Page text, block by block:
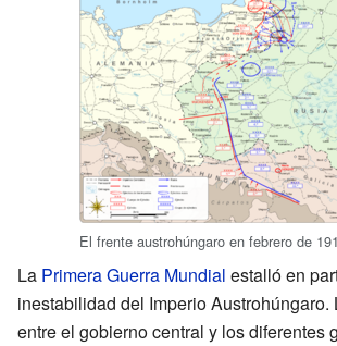
El frente austrohúngaro en febrero de
La Primera Guerra Mundial estalló en
inestabilidad del Imperio Austrohúngaro.
entre el gobierno central y los diferentes